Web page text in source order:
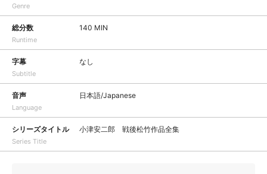
Genre
総分数
Runtime
140 MIN
字幕
Subtitle
なし
音声
Language
日本語/Japanese
シリーズタイトル
Series Title
小津安二郎 戦後松竹作品全集